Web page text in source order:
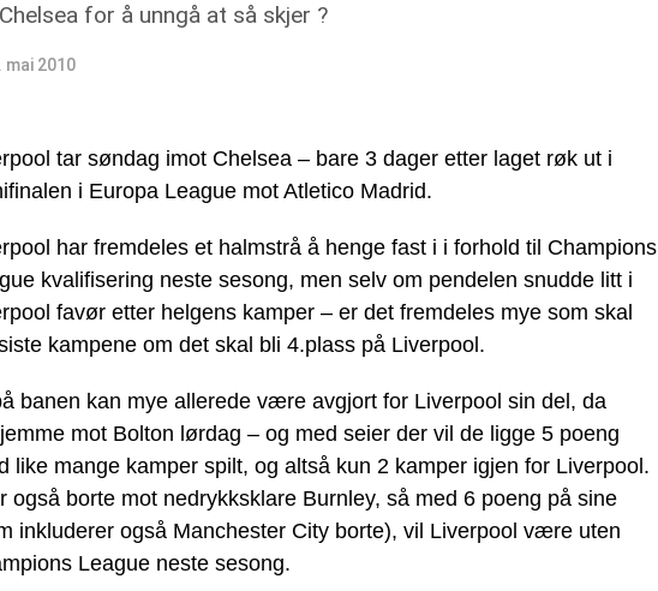
for å unngå at så skjer ?
mai 2010
tar søndag imot Chelsea – bare 3 dager etter laget røk ut i
i Europa League mot Atletico Madrid.
har fremdeles et halmstrå å henge fast i i forhold til Champions
kvalifisering neste sesong, men selv om pendelen snudde litt i
favør etter helgens kamper – er det fremdeles mye som skal
kampene om det skal bli 4.plass på Liverpool.
banen kan mye allerede være avgjort for Liverpool sin del, da
mot Bolton lørdag – og med seier der vil de ligge 5 poeng
like mange kamper spilt, og altså kun 2 kamper igjen for Liverpool.
også borte mot nedrykksklare Burnley, så med 6 poeng på sine
inkluderer også Manchester City borte), vil Liverpool være uten
League neste sesong.